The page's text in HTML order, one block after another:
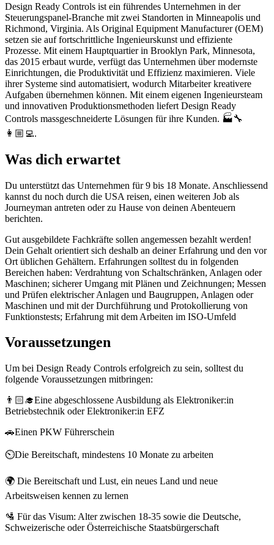
Design Ready Controls ist ein führendes Unternehmen in der
Steuerungspanel-Branche mit zwei Standorten in Minneapolis und
Richmond, Virginia. Als Original Equipment Manufacturer (OEM)
setzen sie auf fortschrittliche Ingenieurskunst und effiziente
Prozesse. Mit einem Hauptquartier in Brooklyn Park, Minnesota,
das 2015 erbaut wurde, verfügt das Unternehmen über modernste
Einrichtungen, die Produktivität und Effizienz maximieren. Viele
ihrer Systeme sind automatisiert, wodurch Mitarbeiter kreativere
Aufgaben übernehmen können. Mit einem eigenen Ingenieursteam
und innovativen Produktionsmethoden liefert Design Ready
Controls massgeschneiderte Lösungen für ihre Kunden. 🏭🔧
👩🏼‍💻.
Was dich erwartet
Du unterstützt das Unternehmen für 9 bis 18 Monate. Anschliessend
kannst du noch durch die USA reisen, einen weiteren Job als
Journeyman antreten oder zu Hause von deinen Abenteuern
berichten.
Gut ausgebildete Fachkräfte sollen angemessen bezahlt werden!
Dein Gehalt orientiert sich deshalb an deiner Erfahrung und den vor
Ort üblichen Gehältern. Erfahrungen solltest du in folgenden
Bereichen haben: Verdrahtung von Schaltschränken, Anlagen oder
Maschinen; sicherer Umgang mit Plänen und Zeichnungen; Messen
und Prüfen elektrischer Anlagen und Baugruppen, Anlagen oder
Maschinen und mit der Durchführung und Protokollierung von
Funktionstests; Erfahrung mit dem Arbeiten im ISO-Umfeld
Voraussetzungen
Um bei Design Ready Controls erfolgreich zu sein, solltest du
folgende Voraussetzungen mitbringen:
👨🏻‍🎓Eine abgeschlossene Ausbildung als Elektroniker:in
Betriebstechnik oder Elektroniker:in EFZ
🚗Einen PKW Führerschein
⏲️Die Bereitschaft, mindestens 10 Monate zu arbeiten
🌍 Die Bereitschaft und Lust, ein neues Land und neue
Arbeitsweisen kennen zu lernen
🛂 Für das Visum: Alter zwischen 18-35 sowie die Deutsche,
Schweizerische oder Österreichische Staatsbürgerschaft